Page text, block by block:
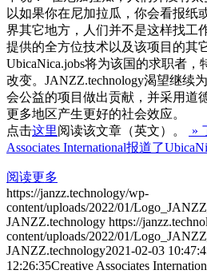
以如果你在尼加拉瓜，你会看报纸
界其它地方，人们并不是这样找工
提供的全方位技术以及该项目的其
UbicaNica.jobs将为该国的求职者
改变。JANZZ.technology渴望继续
会公益的项目做出贡献，并采用道
更多地区产生更好的社会效应。
点击这里阅读该文章（英文）。
»
Associates International报道了
阅读更多
https://janzz.technology/wp-
content/uploads/2022/01/
JANZZ.technology https://
content/uploads/2022/01/
JANZZ.technology2021-02-03
12:26:35Creative Associates